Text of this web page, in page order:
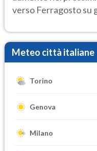
verso Ferragosto su
Meteo città italiane
Torino
Genova
Milano